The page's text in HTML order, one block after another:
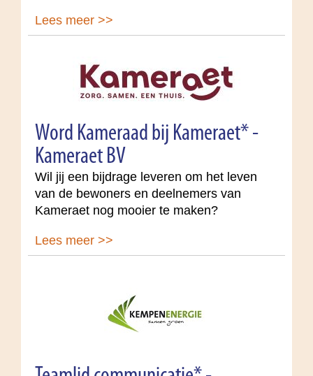
Lees meer >>
Word Kameraad bij Kameraet* -
Kameraet BV
Wil jij een bijdrage leveren om het leven
van de bewoners en deelnemers van
Kameraet nog mooier te maken?
Lees meer >>